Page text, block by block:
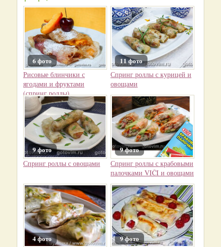
6 фото
Рисовые блинчики с
ягодами и фруктами
(спринг роллы)
11 фото
Спринг роллы с курицей и
овощами
9 фото
Спринг роллы с овощами
9 фото
Спринг роллы с крабовыми
палочками VIČI и овощами
4 фото 9 фото